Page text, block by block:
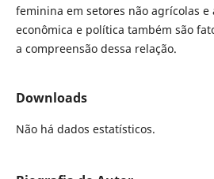
feminina em setores não agrícolas e
econômica e política também são
a compreensão dessa relação.
Downloads
Não há dados estatísticos.